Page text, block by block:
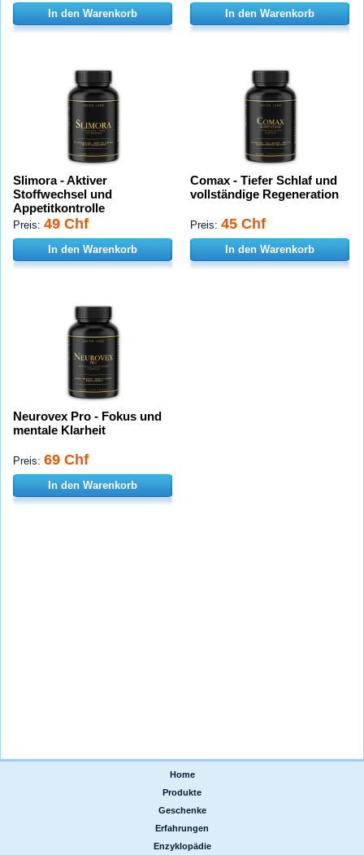
In den Warenkorb In den Warenkorb
Slimora - Aktiver
Stoffwechsel und
Appetitkontrolle
Preis: 49 Chf
In den Warenkorb
Comax - Tiefer Schlaf und
vollständige Regeneration
Preis: 45 Chf
In den Warenkorb
Neurovex Pro - Fokus und
mentale Klarheit
Preis: 69 Chf
In den Warenkorb
Home
Produkte
Geschenke
Erfahrungen
Enzyklopädie